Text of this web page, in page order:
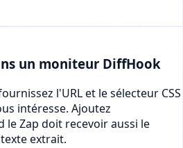
un moniteur DiffHook
l'URL et le sélecteur CSS
intéresse. Ajoutez
le Zap doit recevoir aussi le
extrait.